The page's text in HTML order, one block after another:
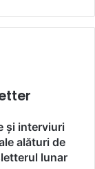
și interviuri
alături de
lunar